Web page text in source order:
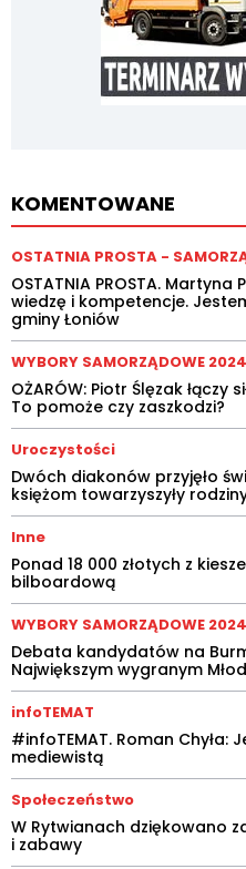
KOMENTOWANE
OSTATNIA PROSTA -
OSTATNIA PROSTA.
wiedzę i kompetencje.
gminy Łoniów
WYBORY SAMORZĄDOWE 2024
OŻARÓW: Piotr Ślęzak łączy
To pomoże czy zaszkodzi?
Uroczystości
Dwóch diakonów przyjęło
księżom towarzyszyły
Inne
Ponad 18 000 złotych z
bilboardową
WYBORY SAMORZĄDOWE 2024
Debata kandydatów na
Największym wygranym
infoTEMAT
#infoTEMAT. Roman Chyła:
mediewistą
Społeczeństwo
W Rytwianach dziękowano
i zabawy